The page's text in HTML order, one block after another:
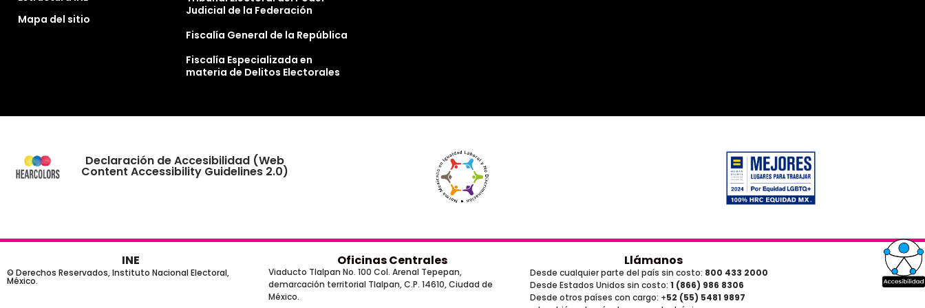
Mapa del sitio
Judicial de la Federación
Fiscalía General de la República
Fiscalía Especializada en
materia de Delitos Electorales
Declaración de Accesibilidad (Web
Content Accessibility Guidelines 2.0)
INE
© Derechos Reservados, Instituto Nacional Electoral,
México.
Oficinas Centrales
Viaducto Tlalpan No. 100 Col. Arenal Tepepan,
demarcación territorial Tlalpan, C.P. 14610, Ciudad de
México.
Llámanos
Desde cualquier parte del país sin costo: 800 433 2000
Desde Estados Unidos sin costo: 1 (866) 986 8306
Desde otros países con cargo: +52 (55) 5481 9897